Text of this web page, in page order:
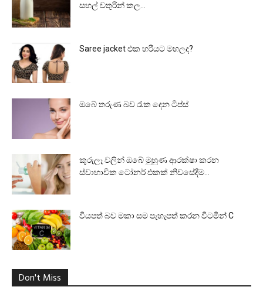
සහල් වතුරින් කල...
Saree jacket එක හරියට මහලද?
ඔබේ තරුණ බව රැක දෙන ටිප්ස්
කුරුලෑ වලින් ඔබේ මුහුණ ආරක්ෂා කරන
ස්වාභාවික ටෝනර් එකක් නිවසේදීම...
වියපත් බව මකා සම පැහැපත් කරන විටමින් C
Don't Miss